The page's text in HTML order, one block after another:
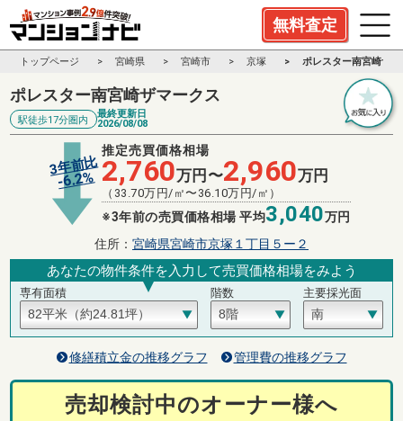
無料査定
トップページ 宮崎県 宮崎市 京塚 ポレスター南宮崎ザ
ポレスター南宮崎ザマークス
駅徒歩17分圏内
最終更新日
2026/08/08
3年前比
-6.2%
推定売買価格相場
2,760万円〜2,960万円
（ 33.70万円/㎡〜 36.10万円/㎡）
※3年前の売買価格相場 平均3,040万円
住所： 宮崎県宮崎市京塚１丁目５ー２
あなたの物件条件を入力して売買価格相場をみよう
専有面積 階数 主要採光面
修繕積立金の推移グラフ 管理費の推移グラフ
売却検討中のオーナー様へ